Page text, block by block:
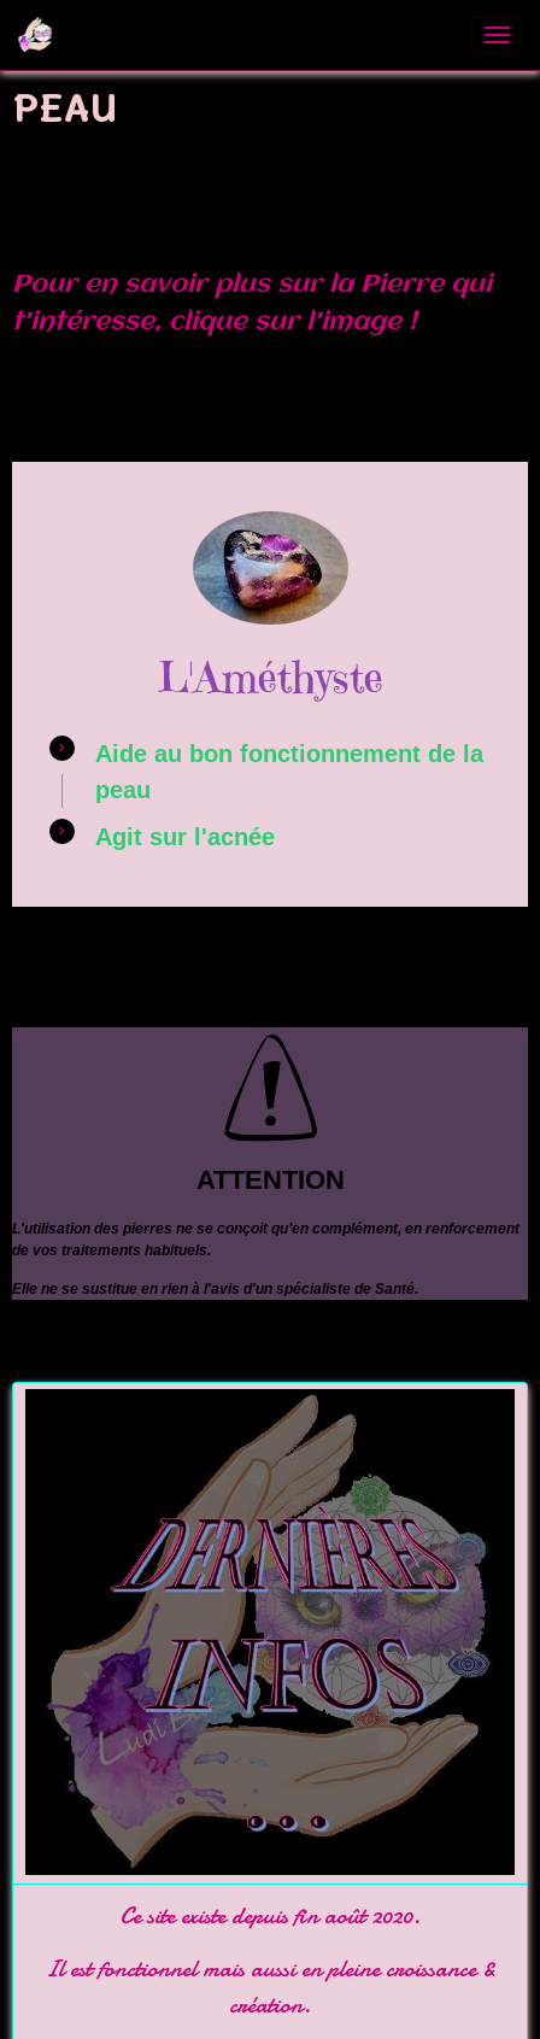
PEAU
Pour en savoir plus sur la Pierre qui
t'intéresse, clique sur l'image !
L'Améthyste
Aide au bon fonctionnement de la
peau
Agit sur l'acnée
ATTENTION
L'utilisation des pierres ne se conçoit qu’en complément, en renforcement
de vos traitements habituels.
Elle ne se sustitue en rien à l'avis d'un spécialiste de Santé.
Ce site existe depuis fin août 2020.
Il est fonctionnel mais aussi en pleine croissance &
création.